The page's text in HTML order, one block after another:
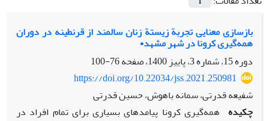
بازسازی معنایی تجربة زیستة زنان سالمند از قرنطینه در دوران
همه‌گیری کرونا در شهر مشهد•
دوره 15، شماره 3، پاییز 1400، صفحه
76-100
https://doi.org/10.22034/jss.2021.250981
شفیعه قدرتی، سمانه باهوش، حسین قدرتی
چکیده همه‌گیری کرونا پیامدهای بسیاری برای تمام افراد در